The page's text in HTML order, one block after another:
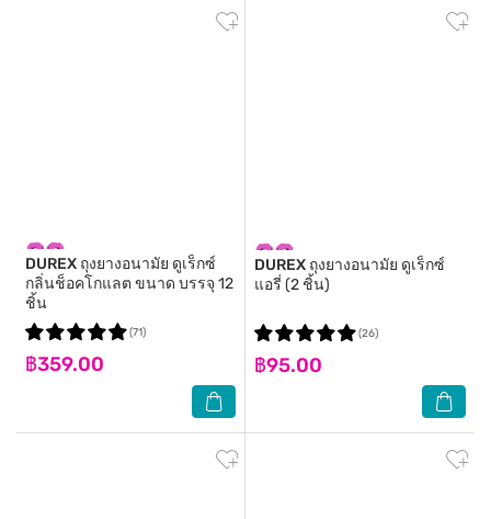
DUREX ถุงยางอนามัย ดูเร็กซ์
กลิ่นช็อคโกแลต ขนาด บรรจุ 12
ชิ้น
฿359.00
(71)
DUREX ถุงยางอนามัย ดูเร็กซ์
แอรี่ (2 ชิ้น)
฿95.00
(26)